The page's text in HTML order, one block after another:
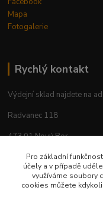
Mapa
Fotogalerie
Rychlý kontakt
Výdejní sklad najdete na
Radvanec 118
473 01 Nový Bor
tel: +420 605 283 713
Pro základní
účely a v případě
využíváme soubory
cookies můžete